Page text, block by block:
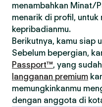
menambahkan Minat/
menarik di profil, untuk
kepribadianmu.
Berikutnya, kamu siap
Sebelum bepergian,
Passport™, yang
langganan premium
memungkinkanmu
dengan anggota di